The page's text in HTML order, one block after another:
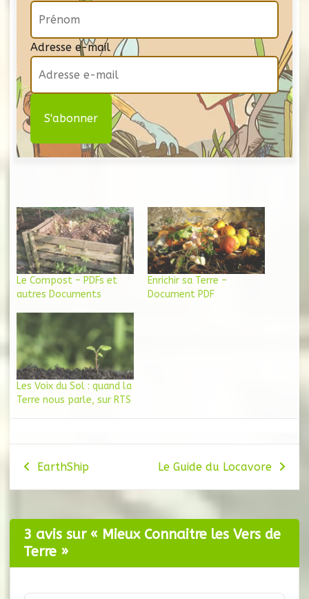
Adresse e-mail
Le Compost – PDFs et
autres Documents
Enrichir sa Terre –
Document PDF
Les Voix du Sol : quand la
Terre nous parle, sur RTS
Navigation
de
EarthShip Le Guide du Locavore
3 avis sur « Mieux Connaitre les Vers de
Terre »